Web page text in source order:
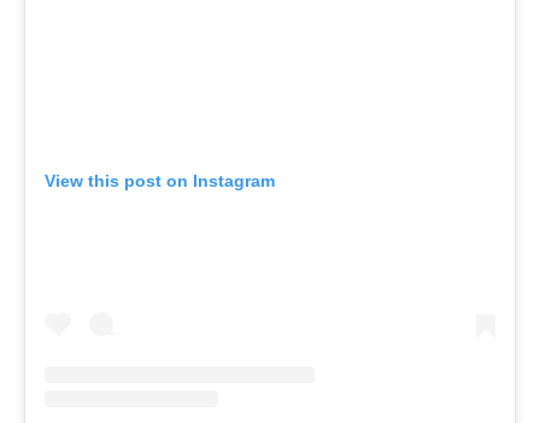
View this post on Instagram